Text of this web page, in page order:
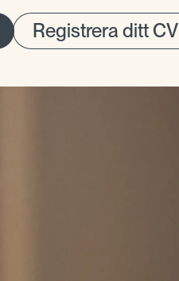
Registrera ditt CV